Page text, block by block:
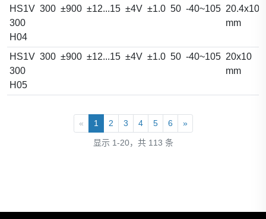
HS1V
300
H04
300 ±900 ±12...15 ±4V ±1.0 50 -40~105
mm
HS1V
300
H05
300 ±900 ±12...15 ±4V ±1.0 50 -40~105 20x10
mm
« 1 2 3 4 5 6 »
显示 1-20，共 113 条